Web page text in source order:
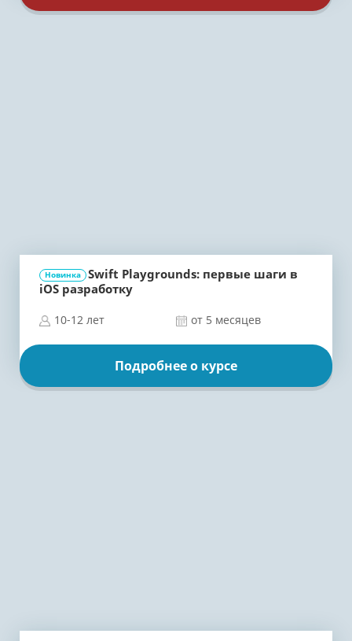
Новинка
Swift Playgrounds: первые шаги в
iOS разработку
10-12 лет от 5 месяцев
Подробнее о курсе